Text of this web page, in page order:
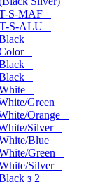
S-MAF
S-ALU
Green
Orange
Silver
Blue
Green
Silver
з 2